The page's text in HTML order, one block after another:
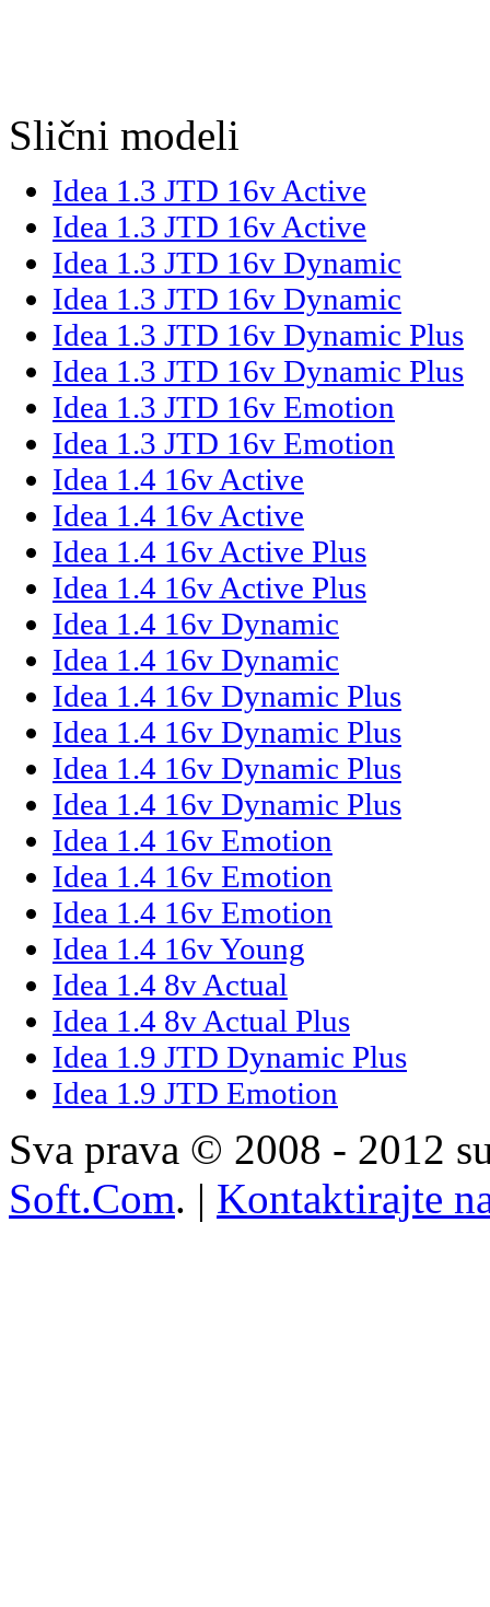
Slični modeli
Idea 1.3 JTD 16v Active
Idea 1.3 JTD 16v Active
Idea 1.3 JTD 16v Dynamic
Idea 1.3 JTD 16v Dynamic
Idea 1.3 JTD 16v Dynamic Plus
Idea 1.3 JTD 16v Dynamic Plus
Idea 1.3 JTD 16v Emotion
Idea 1.3 JTD 16v Emotion
Idea 1.4 16v Active
Idea 1.4 16v Active
Idea 1.4 16v Active Plus
Idea 1.4 16v Active Plus
Idea 1.4 16v Dynamic
Idea 1.4 16v Dynamic
Idea 1.4 16v Dynamic Plus
Idea 1.4 16v Dynamic Plus
Idea 1.4 16v Dynamic Plus
Idea 1.4 16v Dynamic Plus
Idea 1.4 16v Emotion
Idea 1.4 16v Emotion
Idea 1.4 16v Emotion
Idea 1.4 16v Young
Idea 1.4 8v Actual
Idea 1.4 8v Actual Plus
Idea 1.9 JTD Dynamic Plus
Idea 1.9 JTD Emotion
Sva prava © 2008 - 2012
Soft.Com. | Kontaktirajte